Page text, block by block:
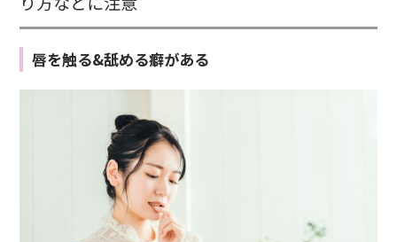
唇を触る&舐める癖がある